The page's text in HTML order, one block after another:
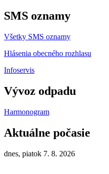
SMS oznamy
Všetky SMS oznamy
Hlásenia obecného rozhlasu
Infoservis
Vývoz odpadu
Harmonogram
Aktuálne počasie
dnes, piatok 7. 8. 2026